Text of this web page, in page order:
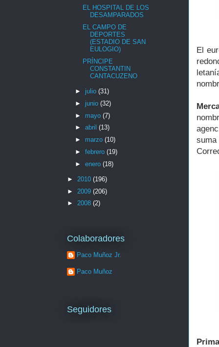
El
EL HOSPITAL DE LOS
DESAMPARADOS
EL CAMPO DE
DEPORTES
(ESTADIO DE SAN
EULOGIO)
PRÍNCIPE
CONSTANTIN
CANTACUZENO
► julio (31)
► junio (32)
► mayo (7)
► abril (13)
► marzo (10)
► febrero (19)
► enero (18)
► 2010 (196)
► 2009 (206)
► 2008 (2)
Colaboradores
Paco Muñoz Jr.
Paco Muñoz
Seguidores